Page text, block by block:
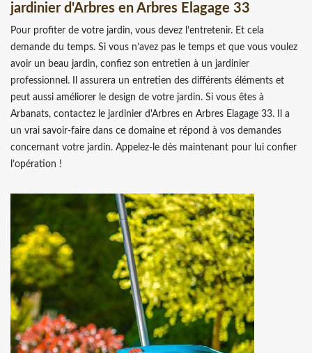
jardinier d'Arbres en Arbres Elagage 33
Pour profiter de votre jardin, vous devez l’entretenir. Et cela
demande du temps. Si vous n’avez pas le temps et que vous voulez
avoir un beau jardin, confiez son entretien à un jardinier
professionnel. Il assurera un entretien des différents éléments et
peut aussi améliorer le design de votre jardin. Si vous êtes à
Arbanats, contactez le jardinier d'Arbres en Arbres Elagage 33. Il a
un vrai savoir-faire dans ce domaine et répond à vos demandes
concernant votre jardin. Appelez-le dès maintenant pour lui confier
l’opération !